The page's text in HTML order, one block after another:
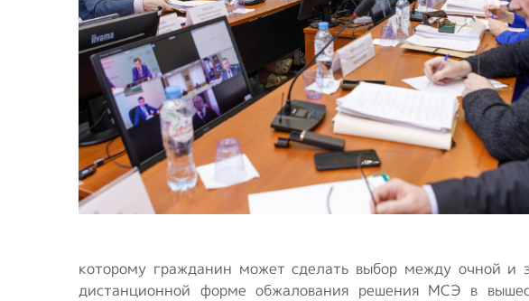
Отчеты
Ежегодный обзор
деятельности ВОИ
которому гражданин может сделать выбор между очной и
дистанционной форме обжалования решения МСЭ в